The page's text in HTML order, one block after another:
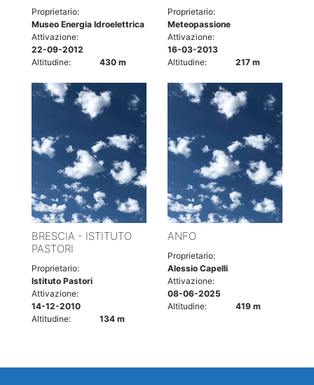
Proprietario:
Museo Energia Idroelettrica
Attivazione:
22-09-2012
Altitudine:
430 m
Proprietario:
Meteopassione
Attivazione:
16-03-2013
Altitudine:
217 m
BRESCIA - ISTITUTO
PASTORI
Proprietario:
Istituto Pastori
Attivazione:
14-12-2010
Altitudine:
134 m
ANFO
Proprietario:
Alessio Capelli
Attivazione:
08-06-2025
Altitudine:
419 m